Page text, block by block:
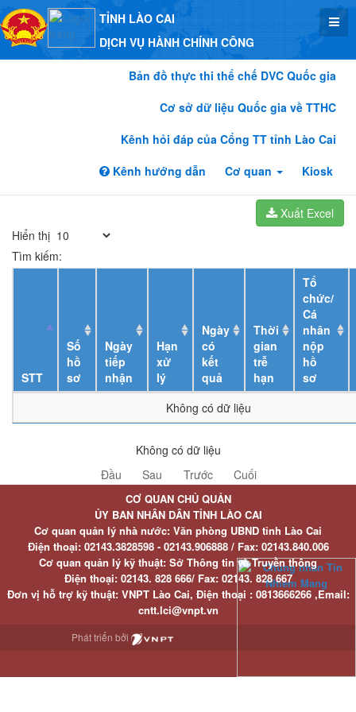
TỈNH LÀO CAI
DỊCH VỤ HÀNH CHÍNH CÔNG
Bản đồ thực thi thể chế DVC Quốc gia
Cơ sở dữ liệu Quốc gia về TTHC
Kênh hỏi đáp của Cổng TT tỉnh Lào Cai
Kênh hướng dẫn
Cơ quan Kiosk
Xuất Excel
Hiển thị
Tìm kiếm:
STT
Số
hồ
sơ
Ngày
tiếp
nhận
Hạn
xử
lý
Ngày
có
kết
quả
Thời
gian
trễ
hạn
Tổ
chức/
Cá
nhân
nộp
hồ
sơ
Không có dữ liệu
Không có dữ liệu
Đầu
Sau Trước Cuối
CƠ QUAN CHỦ QUẢN
ỦY BAN NHÂN DÂN TỈNH LÀO CAI
Cơ quan quản lý nhà nước: Văn phòng UBND tỉnh Lào Cai
Điện thoại:02143.3828598 - 02143.906888 / Fax:02143.840.006
Cơ quan quản lý kỹ thuật: Sở Thông tin và Truyền thông
Điện thoại:02143. 828 666/ Fax:02143. 828 667
Đơn vị hỗ trợ kỹ thuật: VNPT Lào Cai, Điện thoại : 0813666266 ,Email:
cntt.lci@vnpt.vn
Phát triển bởi